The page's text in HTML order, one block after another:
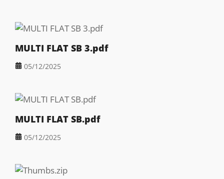
MULTI FLAT SB 3.pdf
05/12/2025
MULTI FLAT SB.pdf
05/12/2025